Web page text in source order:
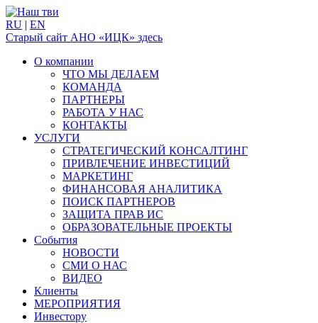
RU | EN
Старый сайт АНО «ИЦК» здесь
О компании
ЧТО МЫ ДЕЛАЕМ
КОМАНДА
ПАРТНЕРЫ
РАБОТА У НАС
КОНТАКТЫ
УСЛУГИ
СТРАТЕГИЧЕСКИЙ КОНСАЛТИНГ
ПРИВЛЕЧЕНИЕ ИНВЕСТИЦИЙ
МАРКЕТИНГ
ФИНАНСОВАЯ АНАЛИТИКА
ПОИСК ПАРТНЕРОВ
ЗАЩИТА ПРАВ ИС
ОБРАЗОВАТЕЛЬНЫЕ ПРОЕКТЫ
События
НОВОСТИ
СМИ О НАС
ВИДЕО
Клиенты
МЕРОПРИЯТИЯ
Инвестору